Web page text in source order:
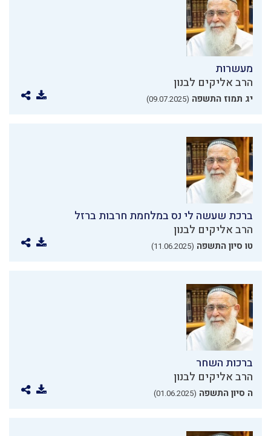
מעשרות
הרב אליקים לבנון
יג תמוז התשפה (09.07.2025)
ברכת שעשה לי נס במלחמת חרבות ברזל
הרב אליקים לבנון
טו סיון התשפה (11.06.2025)
ברכות השחר
הרב אליקים לבנון
ה סיון התשפה (01.06.2025)